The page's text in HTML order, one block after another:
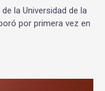
la Universidad de la
por primera vez en